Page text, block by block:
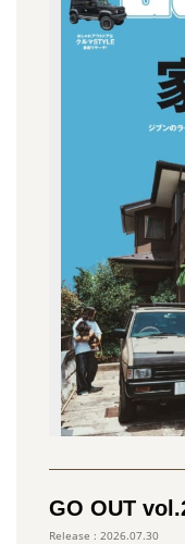
GO OUT
2026.07.30